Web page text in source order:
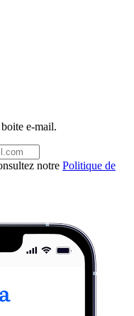
e-mail.
notre Politique de